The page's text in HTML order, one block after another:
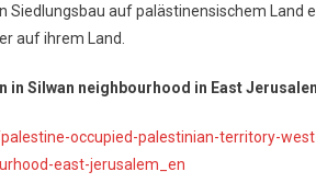
Siedlungsbau auf palästinensischem Land
auf ihrem Land.
in Silwan neighbourhood in East
occupied-palestinian-territory-
east-jerusalem_en